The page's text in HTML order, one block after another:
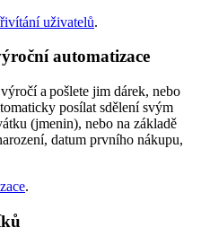
uživatelů.
automatizace
a pošlete jim dárek, nebo
posílat sdělení svým
(jmenin), nebo na základě
datum prvního nákupu,
.